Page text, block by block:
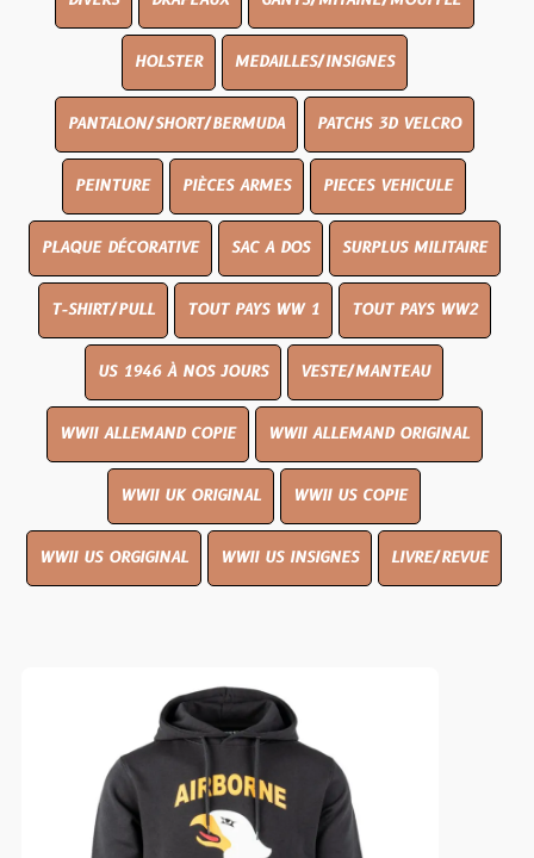
HOLSTER MEDAILLES/INSIGNES
PANTALON/SHORT/BERMUDA PATCHS 3D VELCRO
PEINTURE PIÈCES ARMES PIECES VEHICULE
PLAQUE DÉCORATIVE SAC A DOS SURPLUS MILITAIRE
T-SHIRT/PULL TOUT PAYS WW 1 TOUT PAYS WW2
US 1946 À NOS JOURS VESTE/MANTEAU
WWII ALLEMAND COPIE WWII ALLEMAND ORIGINAL
WWII UK ORIGINAL WWII US COPIE
WWII US ORGIGINAL WWII US INSIGNES LIVRE/REVUE